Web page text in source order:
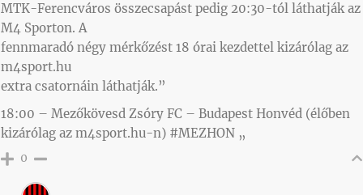
MTK-Ferencváros összecsapást pedig 20:30-tól láthatják az
M4 Sporton. A
fennmaradó négy mérkőzést 18 órai kezdettel kizárólag az
m4sport.hu
extra csatornáin láthatják.”
18:00 – Mezőkövesd Zsóry FC – Budapest Honvéd (élőben
kizárólag az m4sport.hu-n) #MEZHON „
0